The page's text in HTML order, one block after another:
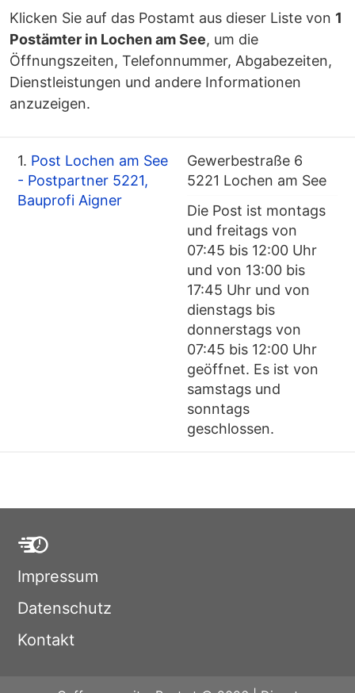
Klicken Sie auf das Postamt aus dieser Liste von 1
Postämter in Lochen am See, um die
Öffnungszeiten, Telefonnummer, Abgabezeiten,
Dienstleistungen und andere Informationen
anzuzeigen.
1. Post Lochen am See
- Postpartner 5221,
Bauprofi Aigner
Gewerbestraße 6
5221 Lochen am See
Die Post ist montags
und freitags von
07:45 bis 12:00 Uhr
und von 13:00 bis
17:45 Uhr und von
dienstags bis
donnerstags von
07:45 bis 12:00 Uhr
geöffnet. Es ist von
samstags und
sonntags
geschlossen.
Impressum
Datenschutz
Kontakt